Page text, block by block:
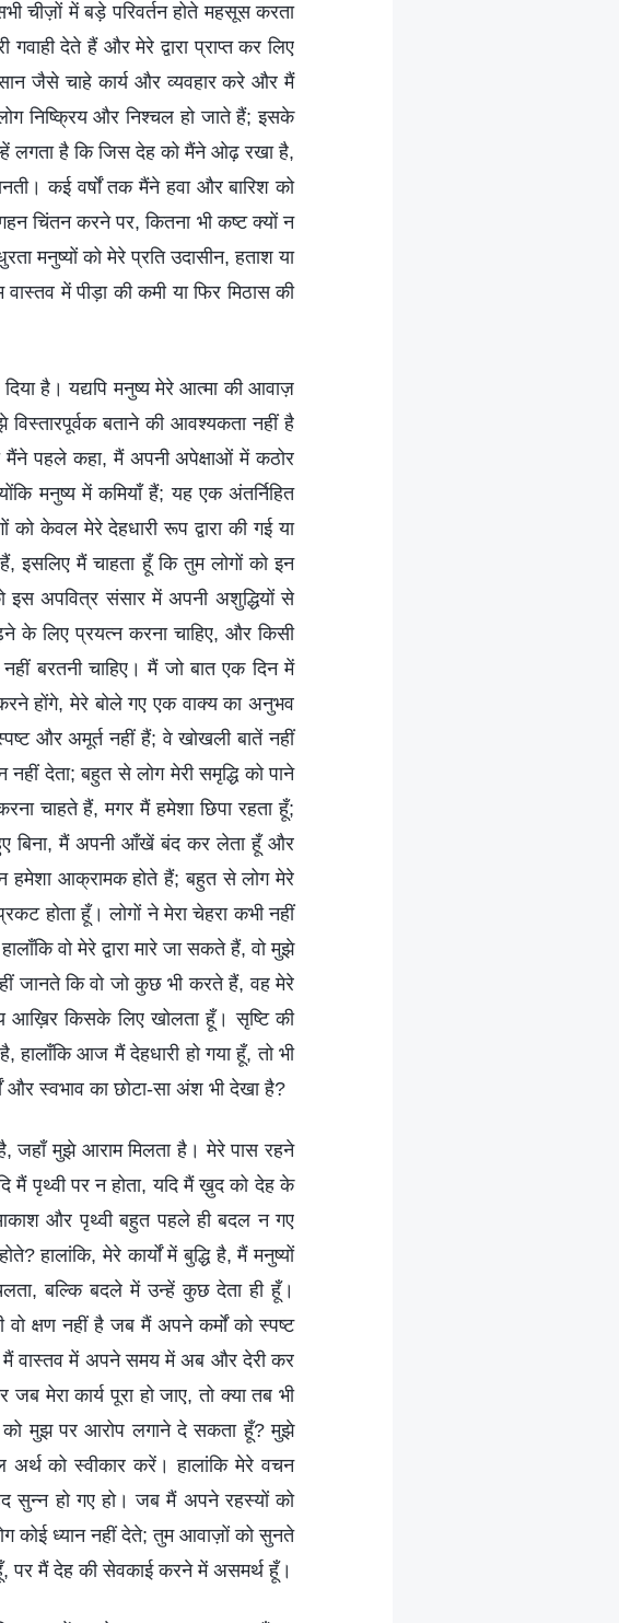
चीज़ों में बड़े परिवर्तन होते महसूस करता
देते हैं और मेरे द्वारा प्राप्त कर लिए
जैसे चाहे कार्य और व्यवहार करे और मैं
निष्क्रिय और निश्चल हो जाते हैं; इसके
लगता है कि जिस देह को मैंने ओढ़ रखा है,
कई वर्षों तक मैंने हवा और बारिश को
चिंतन करने पर, कितना भी कष्ट क्यों न
मनुष्यों को मेरे प्रति उदासीन, हताश या
में पीड़ा की कमी या फिर मिठास की
है। यद्यपि मनुष्य मेरे आत्मा की आवाज़
बताने की आवश्यकता नहीं है
मैंने पहले कहा, मैं अपनी अपेक्षाओं में कठोर
मनुष्य में कमियाँ हैं; यह एक अंतर्निहित
केवल मेरे देहधारी रूप द्वारा की गई या
इसलिए मैं चाहता हूँ कि तुम लोगों को इन
इस अपवित्र संसार में अपनी अशुद्धियों से
के लिए प्रयत्न करना चाहिए, और किसी
बरतनी चाहिए। मैं जो बात एक दिन में
होंगे, मेरे बोले गए एक वाक्य का अनुभव
और अमूर्त नहीं हैं; वे खोखली बातें नहीं
देता; बहुत से लोग मेरी समृद्धि को पाने
चाहते हैं, मगर मैं हमेशा छिपा रहता हूँ;
बिना, मैं अपनी आँखें बंद कर लेता हूँ और
हमेशा आक्रामक होते हैं; बहुत से लोग मेरे
होता हूँ। लोगों ने मेरा चेहरा कभी नहीं
वो मेरे द्वारा मारे जा सकते हैं, वो मुझे
जानते कि वो जो कुछ भी करते हैं, वह मेरे
किसके लिए खोलता हूँ। सृष्टि की
आज मैं देहधारी हो गया हूँ, तो भी
और स्वभाव का छोटा-सा अंश भी देखा है?
जहाँ मुझे आराम मिलता है। मेरे पास रहने
मैं पृथ्वी पर न होता, यदि मैं ख़ुद को देह के
और पृथ्वी बहुत पहले ही बदल न गए
हालांकि, मेरे कार्यों में बुद्धि है, मैं मनुष्यों
बल्कि बदले में उन्हें कुछ देता ही हूँ।
वो क्षण नहीं है जब मैं अपने कर्मों को स्पष्ट
मैं वास्तव में अपने समय में अब और देरी कर
मेरा कार्य पूरा हो जाए, तो क्या तब भी
मुझ पर आरोप लगाने दे सकता हूँ? मुझे
को स्वीकार करें। हालांकि मेरे वचन
हो गए हो। जब मैं अपने रहस्यों को
कोई ध्यान नहीं देते; तुम आवाज़ों को सुनते
पर मैं देह की सेवकाई करने में असमर्थ हूँ।